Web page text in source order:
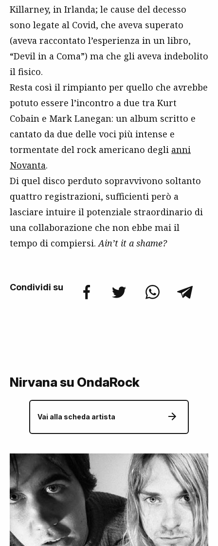
Killarney, in Irlanda; le cause del decesso
sono legate al Covid, che aveva superato
(aveva raccontato l’esperienza in un libro,
“Devil in a Coma”) ma che gli aveva indebolito
il fisico.
Resta così il rimpianto per quello che avrebbe
potuto essere l’incontro a due tra Kurt
Cobain e Mark Lanegan: un album scritto e
cantato da due delle voci più intense e
tormentate del rock americano degli anni
Novanta.
Di quel disco perduto sopravvivono soltanto
quattro registrazioni, sufficienti però a
lasciare intuire il potenziale straordinario di
una collaborazione che non ebbe mai il
tempo di compiersi. Ain’t it a shame?
Condividi su
Nirvana su OndaRock
Vai alla scheda artista